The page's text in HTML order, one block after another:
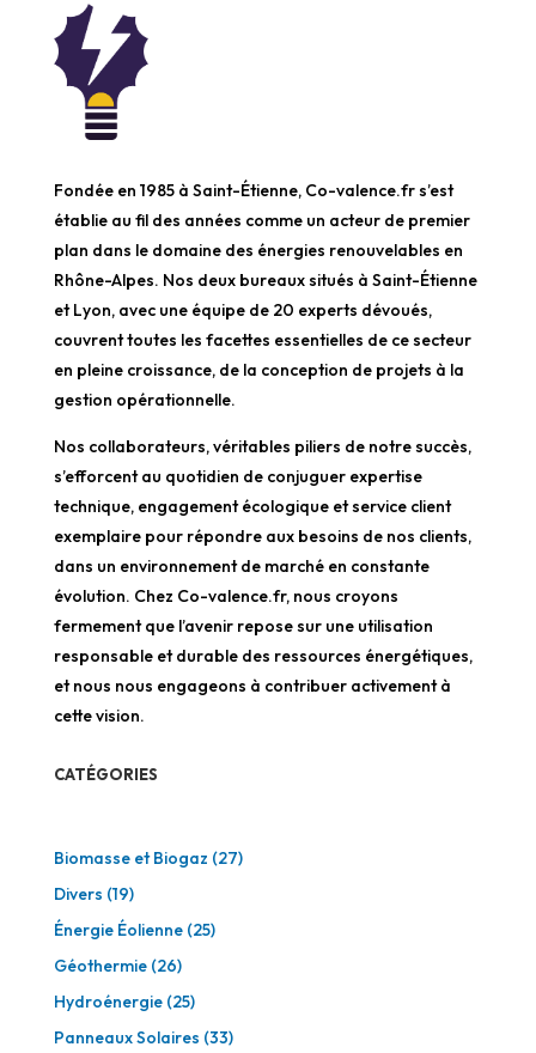
Fondée en 1985 à Saint-Étienne, Co-valence.fr s’est
établie au fil des années comme un acteur de premier
plan dans le domaine des énergies renouvelables en
Rhône-Alpes. Nos deux bureaux situés à Saint-Étienne
et Lyon, avec une équipe de 20 experts dévoués,
couvrent toutes les facettes essentielles de ce secteur
en pleine croissance, de la conception de projets à la
gestion opérationnelle.
Nos collaborateurs, véritables piliers de notre succès,
s’efforcent au quotidien de conjuguer expertise
technique, engagement écologique et service client
exemplaire pour répondre aux besoins de nos clients,
dans un environnement de marché en constante
évolution. Chez Co-valence.fr, nous croyons
fermement que l’avenir repose sur une utilisation
responsable et durable des ressources énergétiques,
et nous nous engageons à contribuer activement à
cette vision.
CATÉGORIES
Biomasse et Biogaz (27)
Divers (19)
Énergie Éolienne(25)
Géothermie(26)
Hydroénergie(25)
Panneaux Solaires (33)